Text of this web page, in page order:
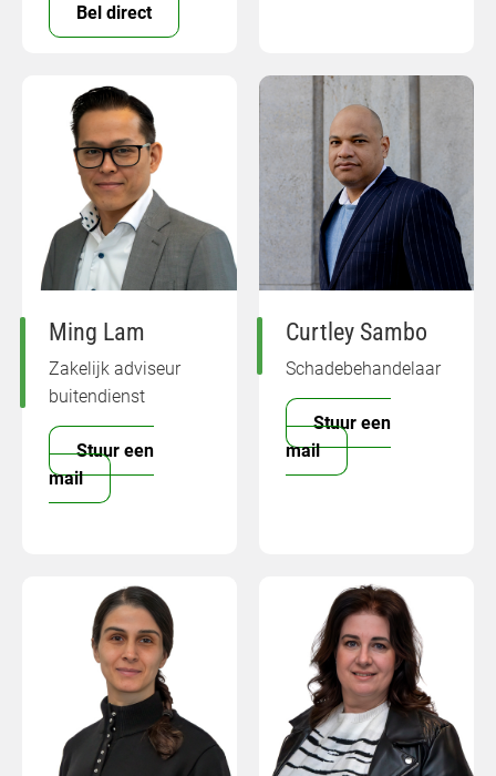
Bel direct
Ming Lam
Zakelijk adviseur
buitendienst
Stuur een
mail
Curtley Sambo
Schadebehandelaar
Stuur een
mail